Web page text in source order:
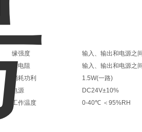
缘强度
输入、输出和电源之
缘电阻
输入、输出和电源之
消耗功利
1.5W(一路)
电源
DC24V±10%
工作温度 0-40℃ ＜95%RH